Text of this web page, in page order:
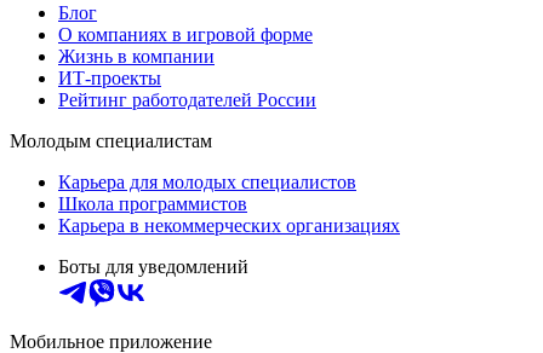
Блог
О компаниях в игровой форме
Жизнь в компании
ИТ-проекты
Рейтинг работодателей России
Молодым специалистам
Карьера для молодых специалистов
Школа программистов
Карьера в некоммерческих организациях
Боты для уведомлений
Мобильное приложение